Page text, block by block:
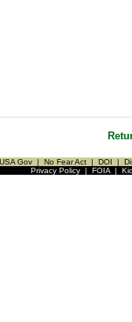
USA Gov | No Fear Act | DOI |
Privacy Policy| FOIA|